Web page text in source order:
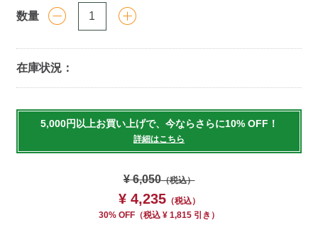
数量
在庫状況：
to
5,000円以上お買い上げで、今ならさらに10% OFF！
詳細はこちら
¥ 6,050（税込）
¥ 4,235（税込）
30% OFF （税込 ¥ 1,815 引き）